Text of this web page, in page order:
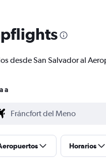
desde San Salvador al
a
Horarios